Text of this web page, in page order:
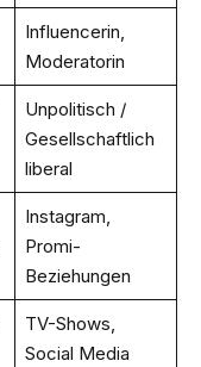
Influencerin,
Moderatorin
Unpolitisch /
Gesellschaftlich
liberal
Instagram,
Promi-
Beziehungen
TV-Shows,
Social Media